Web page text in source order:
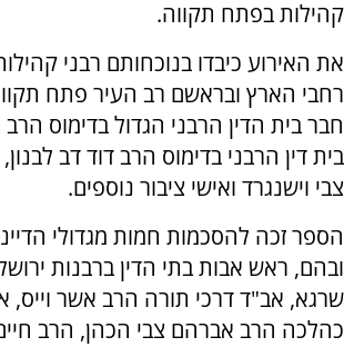
קהילות בפתח תקווה.
את האירוע כיבדו בנוכחותם רבני
רחבי הארץ ובראשם רב העיר פתח
חבר בית הדין הרבני הגדול בדימוס
בית דין הרבני בדימוס הרב דוד דב
צבי וישנגרד ואישי ציבור נוספים.
הספר זכה להסכמות חמות מגדולי
ובהם, ראש אבות בתי הדין ברבנות
שרגא, אב"ד דרכי תורה הרב אשר וייס,
כהלכה הרב אברהם צבי הכהן, הרב